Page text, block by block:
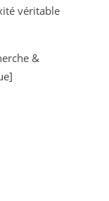
véritable
&